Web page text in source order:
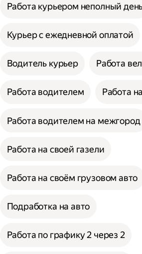
Работа курьером неполный
Курьер с ежедневной оплатой
Водитель курьер Работа
Работа водителем Работа
Работа водителем на межгород
Работа на своей газели
Работа на своём грузовом авто
Подработка на авто
Работа по графику 2 через 2